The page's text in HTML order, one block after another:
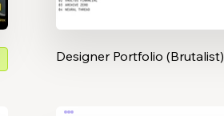
Designer Portfolio (Brutalist)